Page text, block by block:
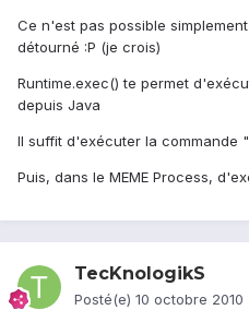
Ce n'est pas possible
détourné :P (je crois)
Runtime.exec() te permet
depuis Java
Il suffit d'exécuter la commande
Puis, dans le MEME Process,
TecKnologikS
Posté(e) 10 octobre 2010